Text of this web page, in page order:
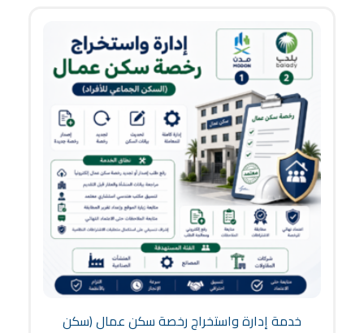
خدمة إدارة واستخراج رخصة سكن عمال (سكن